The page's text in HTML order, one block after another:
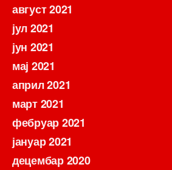
август 2021
јул 2021
јун 2021
мај 2021
април 2021
март 2021
фебруар 2021
јануар 2021
децембар 2020